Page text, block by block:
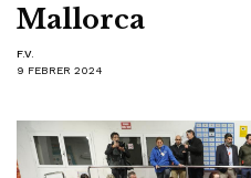
Mallorca
F.V.
9 FEBRER 2024